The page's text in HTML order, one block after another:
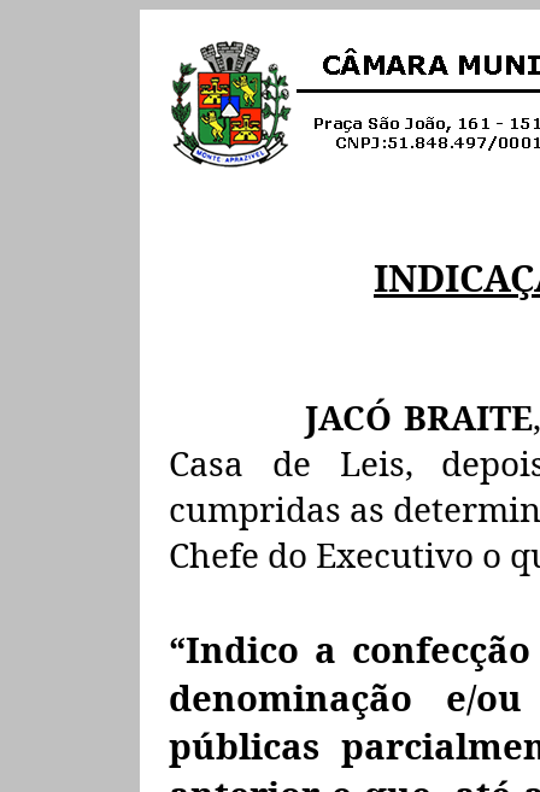
JACÓ BRAITE
Casa de Leis,
cumpridas as
Chefe do Executivo o
“Indico a
denominação e/
públicas